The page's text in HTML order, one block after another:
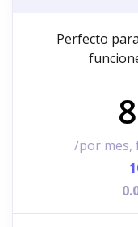
Perfecto
/por mes,